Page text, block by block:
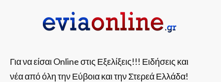
Για να είσαι Online στις Εξελίξεις!!! Ειδήσεις και
νέα από όλη την Εύβοια και την Στερεά Ελλάδα!